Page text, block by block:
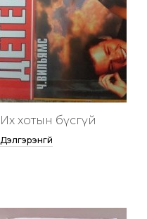
Их хотын бүсгүй
Дэлгэрэнгүй